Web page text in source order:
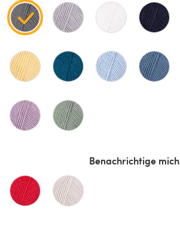
Benachrichtige mich